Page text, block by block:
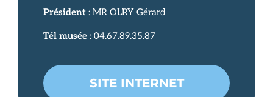
Président : MR OLRY Gérard
Tél musée : 04.67.89.35.87
SITE INTERNET